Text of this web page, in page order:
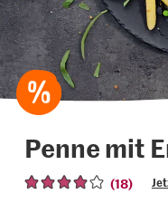
Penne mit
(18)